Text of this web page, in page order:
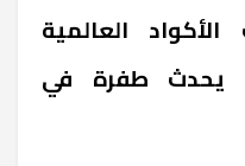
العالمية
يحدث طفرة في